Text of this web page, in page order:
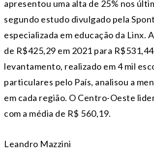
apresentou uma alta de 25% nos
segundo estudo divulgado pela
especializada em educação da Linx.
de R$425,29 em 2021 para
levantamento, realizado em 4 mil
particulares pelo País, analisou a
em cada região. O Centro-Oeste
com a média de R$ 560,19.
Leandro Mazzini